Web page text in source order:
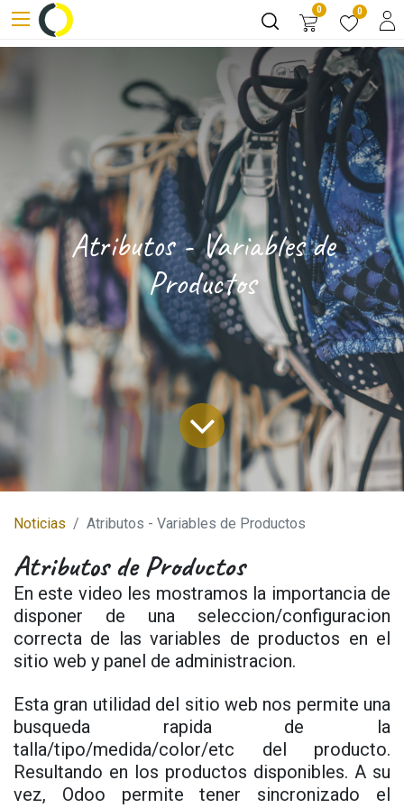
0 0
Atributos - Variables de
Productos
Noticias Atributos - Variables de Productos
Atributos de Productos
En este video les mostramos la importancia de
disponer de una seleccion/configuracion
correcta de las variables de productos en el
sitio web y panel de administracion.
Esta gran utilidad del sitio web nos permite una
busqueda rapida de la
talla/tipo/medida/color/etc del producto.
Resultando en los productos disponibles. A su
vez, Odoo permite tener sincronizado el